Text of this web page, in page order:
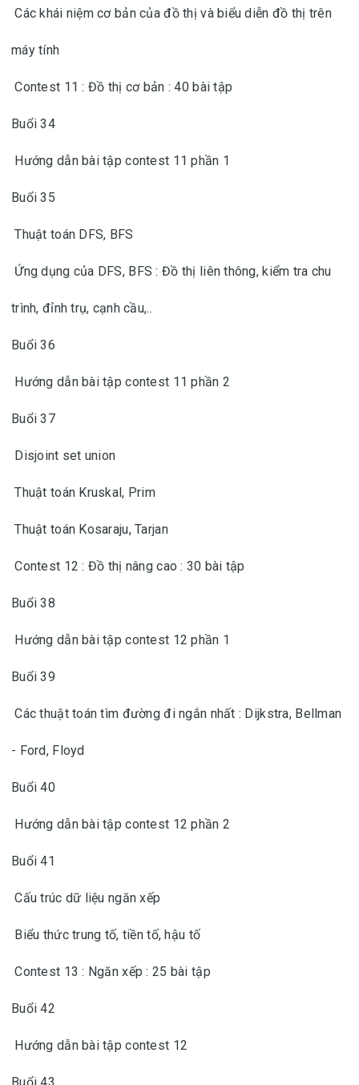
Các khái niệm cơ bản của đồ thị và biểu diễn đồ thị trên
máy tính
Contest 11 : Đồ thị cơ bản : 40 bài tập
Buổi 34
Hướng dẫn bài tập contest 11 phần 1
Buổi 35
Thuật toán DFS, BFS
Ứng dụng của DFS, BFS : Đồ thị liên thông, kiểm tra chu
trình, đỉnh trụ, cạnh cầu,..
Buổi 36
Hướng dẫn bài tập contest 11 phần 2
Buổi 37
Disjoint set union
Thuật toán Kruskal, Prim
Thuật toán Kosaraju, Tarjan
Contest 12 : Đồ thị nâng cao : 30 bài tập
Buổi 38
Hướng dẫn bài tập contest 12 phần 1
Buổi 39
Các thuật toán tìm đường đi ngắn nhất : Dijkstra, Bellman
- Ford, Floyd
Buổi 40
Hướng dẫn bài tập contest 12 phần 2
Buổi 41
Cấu trúc dữ liệu ngăn xếp
Biểu thức trung tố, tiền tố, hậu tố
Contest 13 : Ngăn xếp : 25 bài tập
Buổi 42
Hướng dẫn bài tập contest 12